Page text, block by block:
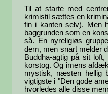
Til at starte med
krimistil sættes en
fin i kanten selv). Men
baggrunden som en
så. En nyreligiøs
dem, men snart melder
Buddha-agtig på sit
korstog. Og imens
mystisk, næsten hellig
vigtigste i "Den gode
hvorledes alle disse